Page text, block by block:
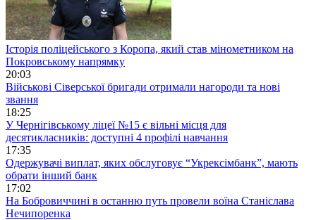
Історія поліцейського з Коропа, який став мінометником на
Покровському напрямку
20:03
Військові Сіверської бригади отримали нагороди та нові
звання
18:25
У Чернігівському ліцеї №15 є вільні місця для
десятикласників: доступні 4 профілі навчання
17:35
Одержувачі виплат, яких обслуговує “Укрексімбанк”, мають
обрати інший банк
17:02
На Бобровиччині в останню путь провели воїна Станіслава
Нечипоренка